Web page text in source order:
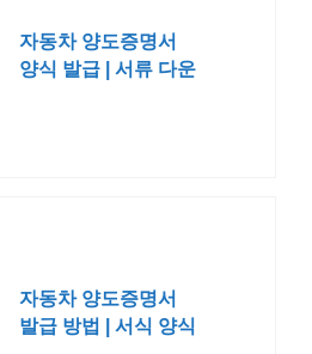
자동차 양도증명서
양식 발급 | 서류 다운
자동차 양도증명서
발급 방법 | 서식 양식